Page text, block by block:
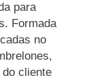
para
Formada
no
cliente